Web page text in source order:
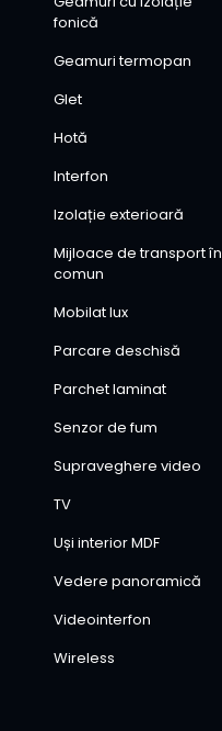
fonică
Geamuri termopan
Glet
Hotă
Interfon
Izolație exterioară
Mijloace de transport în
comun
Mobilat lux
Parcare deschisă
Parchet laminat
Senzor de fum
Supraveghere video
TV
Uși interior MDF
Vedere panoramică
Videointerfon
Wireless